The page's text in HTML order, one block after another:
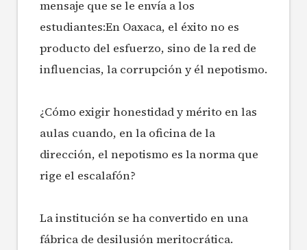
mensaje que se le envía a los
estudiantes:En Oaxaca, el éxito no es
producto del esfuerzo, sino de la red de
influencias, la corrupción y él nepotismo.
¿Cómo exigir honestidad y mérito en las
aulas cuando, en la oficina de la
dirección, el nepotismo es la norma que
rige el escalafón?
La institución se ha convertido en una
fábrica de desilusión meritocrática.